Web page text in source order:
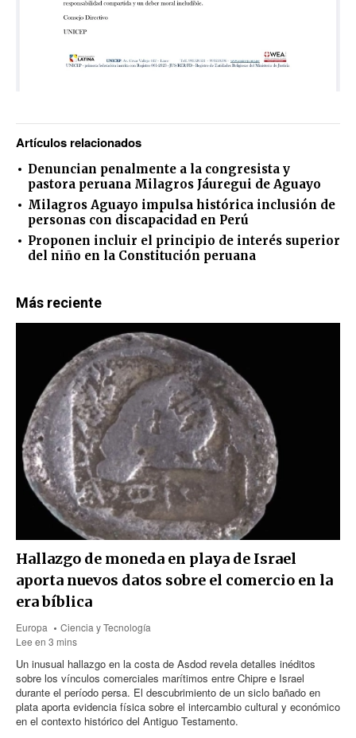
Artículos relacionados
Denuncian penalmente a la congresista y
pastora peruana Milagros Jáuregui de Aguayo
Milagros Aguayo impulsa histórica inclusión de
personas con discapacidad en Perú
Proponen incluir el principio de interés superior
del niño en la Constitución peruana
Más reciente
Hallazgo de moneda en playa de Israel
aporta nuevos datos sobre el comercio en la
era bíblica
Europa
Ciencia y Tecnología
Lee en 3 mins
Un inusual hallazgo en la costa de Asdod revela detalles inéditos
sobre los vínculos comerciales marítimos entre Chipre e Israel
durante el período persa. El descubrimiento de un siclo bañado en
plata aporta evidencia física sobre el intercambio cultural y económico
en el contexto histórico del Antiguo Testamento.